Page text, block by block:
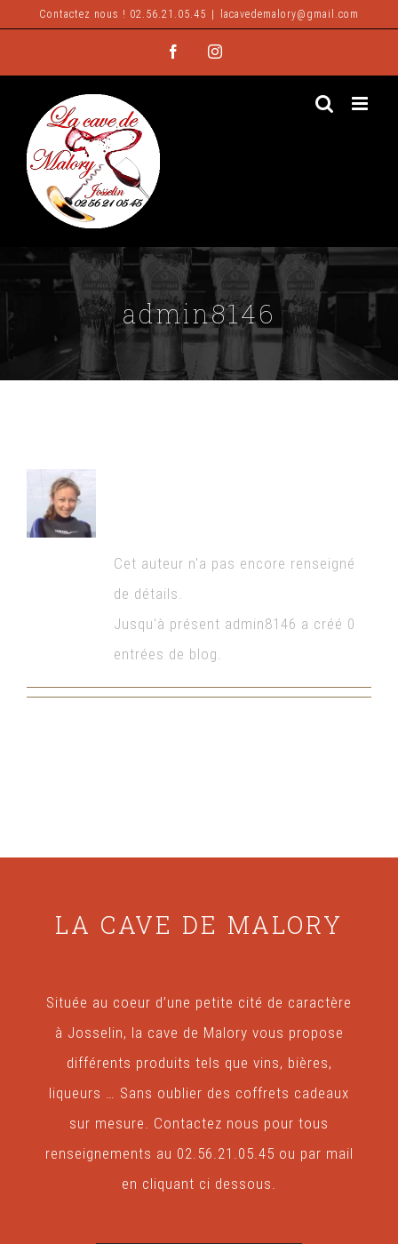
Passer
contenu
Contactez nous ! 02.56.21.05.45 lacavedemalory@gmail.com
Facebook
admin8146
Cet auteur n'a pas encore renseigné
de détails.
Jusqu'à présent admin8146 a créé 0
entrées de blog.
LA CAVE DE MALORY
Située au coeur d’une petite cité de caractère
à Josselin, la cave de Malory vous propose
différents produits tels que vins, bières,
liqueurs … Sans oublier des coffrets cadeaux
sur mesure. Contactez nous pour tous
renseignements au 02.56.21.05.45 ou par mail
en cliquant ci dessous.